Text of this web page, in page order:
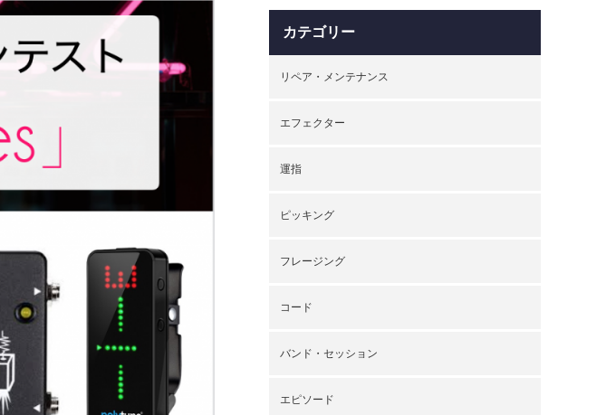
カテゴリー
リペア・メンテナンス
エフェクター
運指
ピッキング
フレージング
コード
バンド・セッション
エピソード